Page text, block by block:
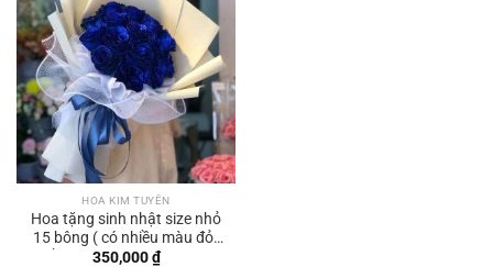
HOA KIM TUYẾN
Hoa tặng sinh nhật size nhỏ
15 bông ( có nhiều màu đỏ ,
hồng , tím , xanh , vàng )
350,000₫